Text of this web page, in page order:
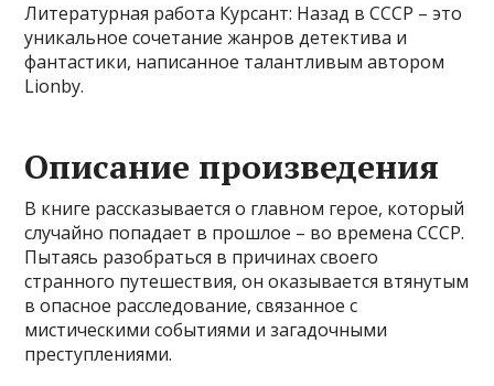
Литературная работа Курсант: Назад в СССР – это
уникальное сочетание жанров детектива и
фантастики, написанное талантливым автором
Lionby.
Описание произведения
В книге рассказывается о главном герое, который
случайно попадает в прошлое – во времена СССР.
Пытаясь разобраться в причинах своего
странного путешествия, он оказывается втянутым
в опасное расследование, связанное с
мистическими событиями и загадочными
преступлениями.